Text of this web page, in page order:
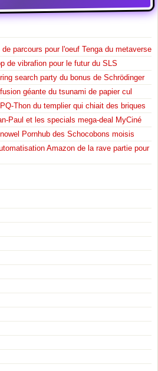
parcours pour l'oeuf Tenga du metaverse
de vibrafion pour le futur du SLS
search party du bonus de Schrödinger
géante du tsunami de papier cul
Thon du templier qui chiait des briques
Paul et les specials mega-deal MyCiné
Pornhub des Schocobons moisis
Amazon de la rave partie pour